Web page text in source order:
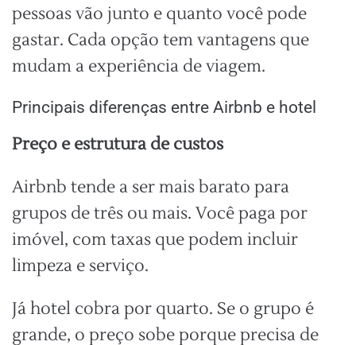
pessoas vão junto e quanto você pode
gastar. Cada opção tem vantagens que
mudam a experiência de viagem.
Principais diferenças entre Airbnb e hotel
Preço e estrutura de custos
Airbnb tende a ser mais barato para
grupos de três ou mais. Você paga por
imóvel, com taxas que podem incluir
limpeza e serviço.
Já hotel cobra por quarto. Se o grupo é
grande, o preço sobe porque precisa de